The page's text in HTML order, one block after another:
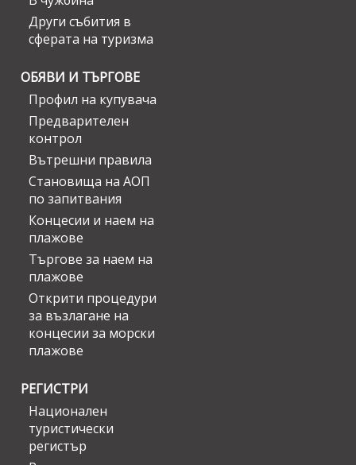
Други събития в
сферата на туризма
ОБЯВИ И ТЪРГОВЕ
Профил на купувача
Предварителен
контрол
Вътрешни правила
Становища на АОП
по запитвания
Концесии и наем на
плажове
Търгове за наем на
плажове
Открити процедури
за възлагане на
концесии за морски
плажове
РЕГИСТРИ
Национален
туристически
регистър